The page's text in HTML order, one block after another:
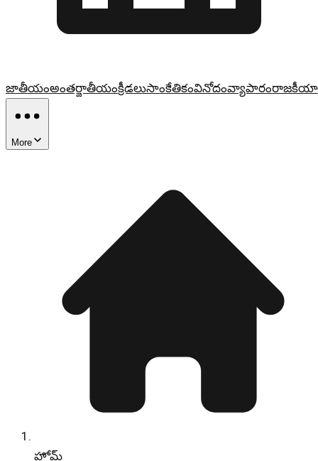
జాతీయంఅంతర్జాతీయంక్రీడలుసాంకేతికంవినోదంవ్యాపారం
More
హోమ్